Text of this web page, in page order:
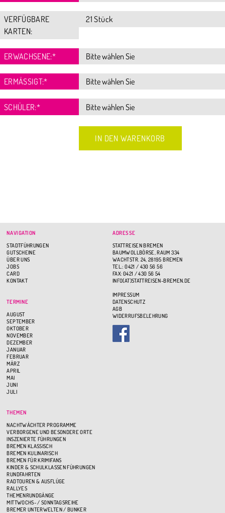
VERFÜGBARE
KARTEN:
21 Stück
ERWACHSENE:*
ERMÄSSIGT:*
SCHÜLER:*
NAVIGATION
STADTFÜHRUNGEN
GUTSCHEINE
ÜBER UNS
JOBS
CARD
KONTAKT
TERMINE
AUGUST
SEPTEMBER
OKTOBER
NOVEMBER
DEZEMBER
JANUAR
FEBRUAR
MÄRZ
APRIL
MAI
JUNI
JULI
THEMEN
NACHTWÄCHTER PROGRAMME
VERBORGENE UND BESONDERE ORTE
INSZENIERTE FÜHRUNGEN
BREMEN KLASSISCH
BREMEN KULINARISCH
BREMEN FÜR KRIMIFANS
KINDER & SCHULKLASSEN FÜHRUNGEN
RUNDFAHRTEN
RADTOUREN & AUSFLÜGE
RALLYES
THEMENRUNDGÄNGE
MITTWOCHS- / SONNTAGSREIHE
BREMER UNTERWELTEN / BUNKER
ADRESSE
STATTREISEN BREMEN
BAUMWOLLBÖRSE, RAUM 334
WACHTSTR. 24, 28195 BREMEN
TEL.: 0421 / 430 56 56
FAX: 0421 / 430 56 54
INFO(AT)STATTREISEN-BREMEN.DE
IMPRESSUM
DATENSCHUTZ
AGB
WIDERRUFSBELEHRUNG